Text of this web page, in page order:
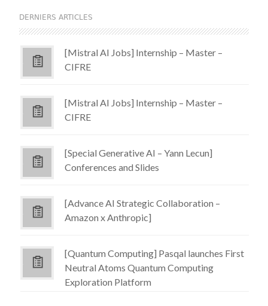
DERNIERS ARTICLES
[Mistral AI Jobs] Internship – Master –
CIFRE
[Mistral AI Jobs] Internship – Master –
CIFRE
[Special Generative AI – Yann Lecun]
Conferences and Slides
[Advance AI Strategic Collaboration –
Amazon x Anthropic]
[Quantum Computing] Pasqal launches First
Neutral Atoms Quantum Computing
Exploration Platform